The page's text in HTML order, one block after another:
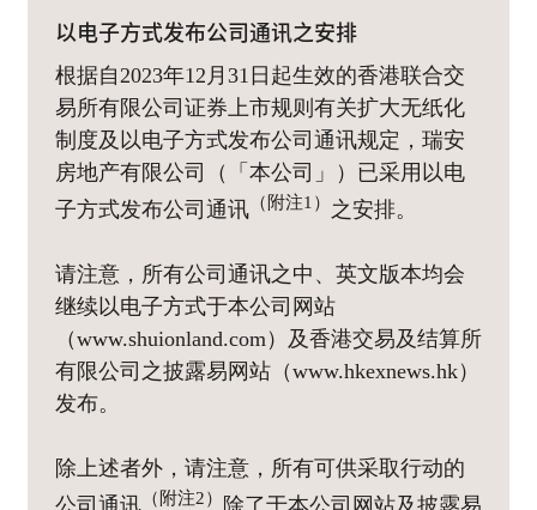
以电子方式发布公司通讯之安排
根据自2023年12月31日起生效的香港联合交
易所有限公司证券上市规则有关扩大无纸化
制度及以电子方式发布公司通讯规定，瑞安
房地产有限公司（「本公司」）已采用以电
子方式发布公司通讯 （附注1） 之安排。
请注意，所有公司通讯之中、英文版本均会
继续以电子方式于本公司网站
（www.shuionland.com）及香港交易及结算所
有限公司之披露易网站（www.hkexnews.hk）
发布。
除上述者外，请注意，所有可供采取行动的
（附注2）